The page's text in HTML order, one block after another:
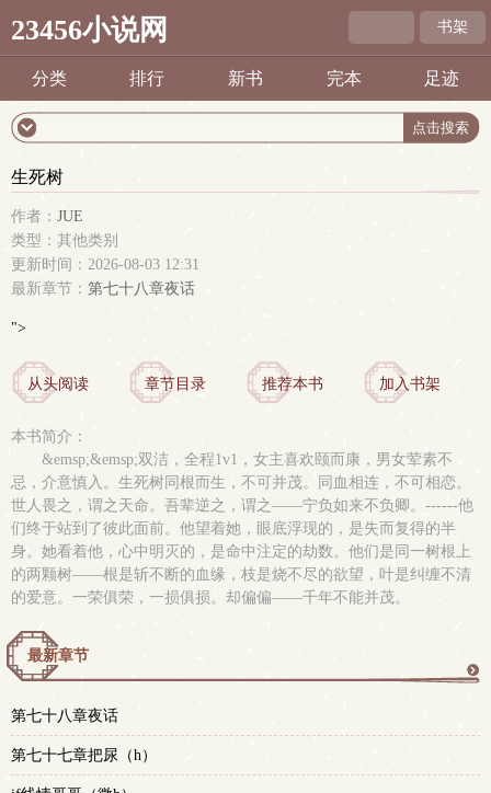
23456小说网 书架
分类 排行 新书 完本 足迹
生死树
作者： JUE
类型：其他类别
更新时间：2026-08-03 12:31
最新章节： 第七十八章夜话
">
从头阅读 章节目录 推荐本书 加入书架
本书简介：
&emsp;&emsp;双洁，全程1v1，女主喜欢颐而康，男女荤素不
忌，介意慎入。生死树同根而生，不可并茂。同血相连，不可相恋。
世人畏之，谓之天命。吾辈逆之，谓之——宁负如来不负卿。------他
们终于站到了彼此面前。他望着她，眼底浮现的，是失而复得的半
身。她看着他，心中明灭的，是命中注定的劫数。他们是同一树根上
的两颗树——根是斩不断的血缘，枝是烧不尽的欲望，叶是纠缠不清
的爱意。一荣俱荣，一损俱损。却偏偏——千年不能并茂。
最新章节
第七十八章夜话
第七十七章把尿（h）